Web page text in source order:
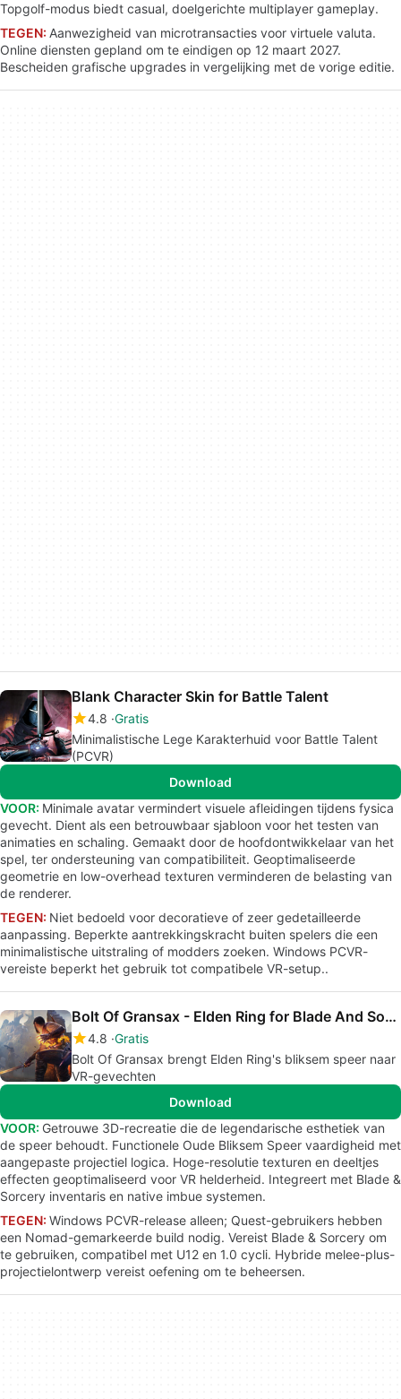
Topgolf-modus biedt casual, doelgerichte multiplayer gameplay.
TEGEN: Aanwezigheid van microtransacties voor virtuele valuta.
Online diensten gepland om te eindigen op 12 maart 2027.
Bescheiden grafische upgrades in vergelijking met de vorige editie.
Blank Character Skin for Battle Talent
4.8 Gratis
Minimalistische Lege Karakterhuid voor Battle Talent
(PCVR)
Download
VOOR: Minimale avatar vermindert visuele afleidingen tijdens fysica
gevecht. Dient als een betrouwbaar sjabloon voor het testen van
animaties en schaling. Gemaakt door de hoofdontwikkelaar van het
spel, ter ondersteuning van compatibiliteit. Geoptimaliseerde
geometrie en low-overhead texturen verminderen de belasting van
de renderer.
TEGEN: Niet bedoeld voor decoratieve of zeer gedetailleerde
aanpassing. Beperkte aantrekkingskracht buiten spelers die een
minimalistische uitstraling of modders zoeken. Windows PCVR-
vereiste beperkt het gebruik tot compatibele VR-setup..
Bolt Of Gransax - Elden Ring for Blade And Sorcery
4.8 Gratis
Bolt Of Gransax brengt Elden Ring's bliksem speer naar
VR-gevechten
Download
VOOR: Getrouwe 3D-recreatie die de legendarische esthetiek van
de speer behoudt. Functionele Oude Bliksem Speer vaardigheid met
aangepaste projectiel logica. Hoge-resolutie texturen en deeltjes
effecten geoptimaliseerd voor VR helderheid. Integreert met Blade &
Sorcery inventaris en native imbue systemen.
TEGEN: Windows PCVR-release alleen; Quest-gebruikers hebben
een Nomad-gemarkeerde build nodig. Vereist Blade & Sorcery om
te gebruiken, compatibel met U12 en 1.0 cycli. Hybride melee-plus-
projectielontwerp vereist oefening om te beheersen.